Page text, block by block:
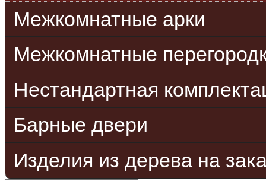
Межкомнатные арки
Межкомнатные
Нестандартная
Барные двери
Изделия из дерева на